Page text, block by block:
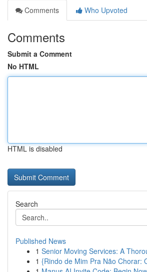
Comments
Who Upvoted
Comments
Submit a Comment
No HTML
HTML is disabled
Search
Published News
1 Senior Moving Services: A
1 {Rindo de Mim Pra Não Chorar: